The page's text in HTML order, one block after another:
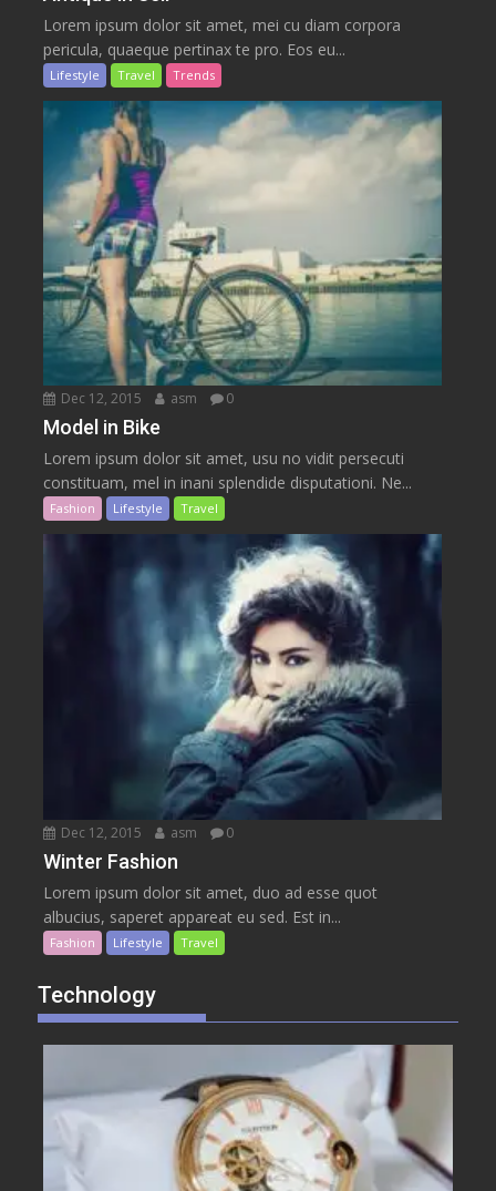
Lorem ipsum dolor sit amet, mei cu diam corpora
pericula, quaeque pertinax te pro. Eos eu...
Lifestyle Travel Trends
Dec 12, 2015 asm 0
Model in Bike
Lorem ipsum dolor sit amet, usu no vidit persecuti
constituam, mel in inani splendide disputationi. Ne...
Fashion Lifestyle Travel
Dec 12, 2015 asm 0
Winter Fashion
Lorem ipsum dolor sit amet, duo ad esse quot
albucius, saperet appareat eu sed. Est in...
Fashion Lifestyle Travel
Technology